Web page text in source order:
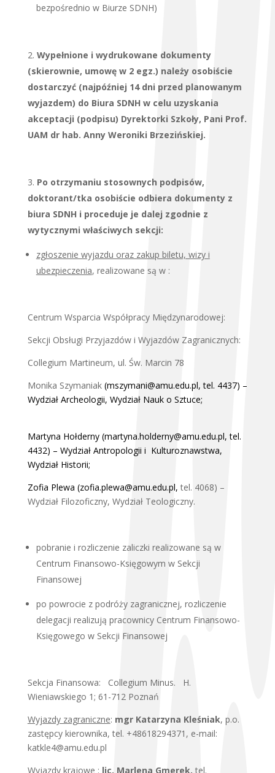
bezpośrednio w Biurze SDNH)
Wypełnione i wydrukowane dokumenty
(skierownie, umowę w 2 egz.) należy osobiście
dostarczyć (najpóźniej 14 dni przed planowanym
wyjazdem) do Biura SDNH w celu uzyskania
akceptacji (podpisu) Dyrektorki Szkoły, Pani Prof.
UAM dr hab. Anny Weroniki Brzezińskiej.
Po otrzymaniu stosownych podpisów,
doktorant/tka osobiście odbiera dokumenty z
biura SDNH i proceduje je dalej zgodnie z
wytycznymi właściwych sekcji:
zgłoszenie wyjazdu oraz zakup biletu, wizy i
ubezpieczenia, realizowane są w :
Centrum Wsparcia Współpracy Międzynarodowej:
Sekcji Obsługi Przyjazdów i Wyjazdów Zagranicznych:
Collegium Martineum, ul. Św. Marcin 78
Monika Szymaniak(mszymani@amu.edu.pl, tel. 4437) –
Wydział Archeologii, Wydział Nauk o Sztuce;
Martyna Hołderny (martyna.holderny@amu.edu.pl, tel.
4432) – Wydział Antropologii i Kulturoznawstwa,
Wydział Historii;
Zofia Plewa (zofia.plewa@amu.edu.pl, tel. 4068) –
Wydział Filozoficzny, Wydział Teologiczny.
pobranie i rozliczenie zaliczki realizowane są w
Centrum Finansowo-Księgowym w Sekcji
Finansowej
po powrocie z podróży zagranicznej, rozliczenie
delegacji realizują pracownicy Centrum Finansowo-
Księgowego w Sekcji Finansowej
Sekcja Finansowa: Collegium Minus. H.
Wieniawskiego 1; 61-712 Poznań
Wyjazdy zagraniczne: mgr Katarzyna Kleśniak, p.o.
zastępcy kierownika, tel. +48618294371, e-mail:
katkle4@amu.edu.pl
Wyjazdy krajowe : lic. Marlena Gmerek, tel.